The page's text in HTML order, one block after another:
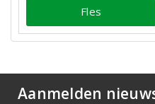
Fles
Aanmelden